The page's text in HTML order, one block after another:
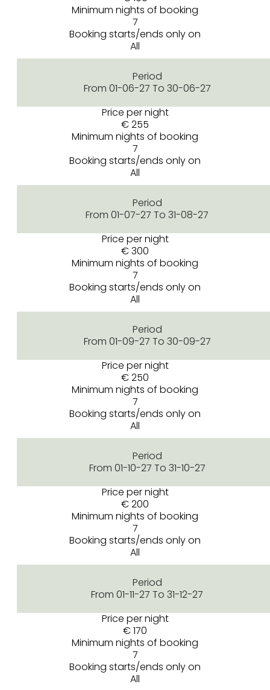
Minimum nights of booking
7
Booking starts/ends only on
All
Period
From 01-06-27 To 30-06-27
Price per night
€ 255
Minimum nights of booking
7
Booking starts/ends only on
All
Period
From 01-07-27 To 31-08-27
Price per night
€ 300
Minimum nights of booking
7
Booking starts/ends only on
All
Period
From 01-09-27 To 30-09-27
Price per night
€ 250
Minimum nights of booking
7
Booking starts/ends only on
All
Period
From 01-10-27 To 31-10-27
Price per night
€ 200
Minimum nights of booking
7
Booking starts/ends only on
All
Period
From 01-11-27 To 31-12-27
Price per night
€ 170
Minimum nights of booking
7
Booking starts/ends only on
All